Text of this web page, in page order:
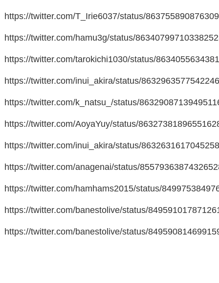
https://twitter.com/T_Irie6037/status/
https://twitter.com/hamu3g/status/
https://twitter.com/tarokichi1030/status/
https://twitter.com/inui_akira/status/
https://twitter.com/k_natsu_/status/
https://twitter.com/AoyaYuy/status/
https://twitter.com/inui_akira/status/
https://twitter.com/anagenai/status/
https://twitter.com/hamhams2015/status/
https://twitter.com/banestolive/status/
https://twitter.com/banestolive/status/